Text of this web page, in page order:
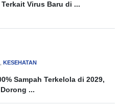
Virus Baru di ...
KESEHATAN
Sampah Terkelola di 2029,
...